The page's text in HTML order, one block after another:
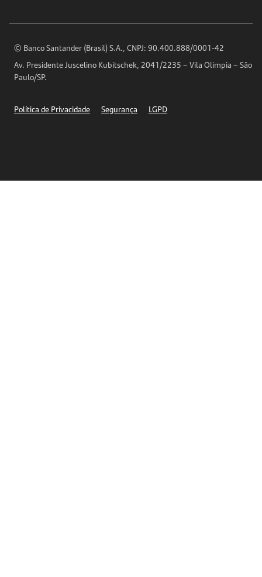
Encontre nossas agências
Horários de Atendimento
Telefones
© Banco Santander (Brasil) S.A., CNPJ: 90.400.888/0001-42
Av. Presidente Juscelino Kubitschek, 2041/2235 – Vila Olímpia – São
Paulo/SP.
Política de Privacidade Segurança LGPD